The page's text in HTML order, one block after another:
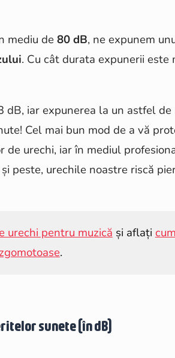
mediu de 80 dB, ne expunem
. Cu cât durata expunerii este
dB, iar expunerea la un astfel
Cel mai bun mod de a vă
urechi, iar în mediul
peste, urechile noastre riscă
urechi pentru muzică și aflați
.
sunete (în dB)